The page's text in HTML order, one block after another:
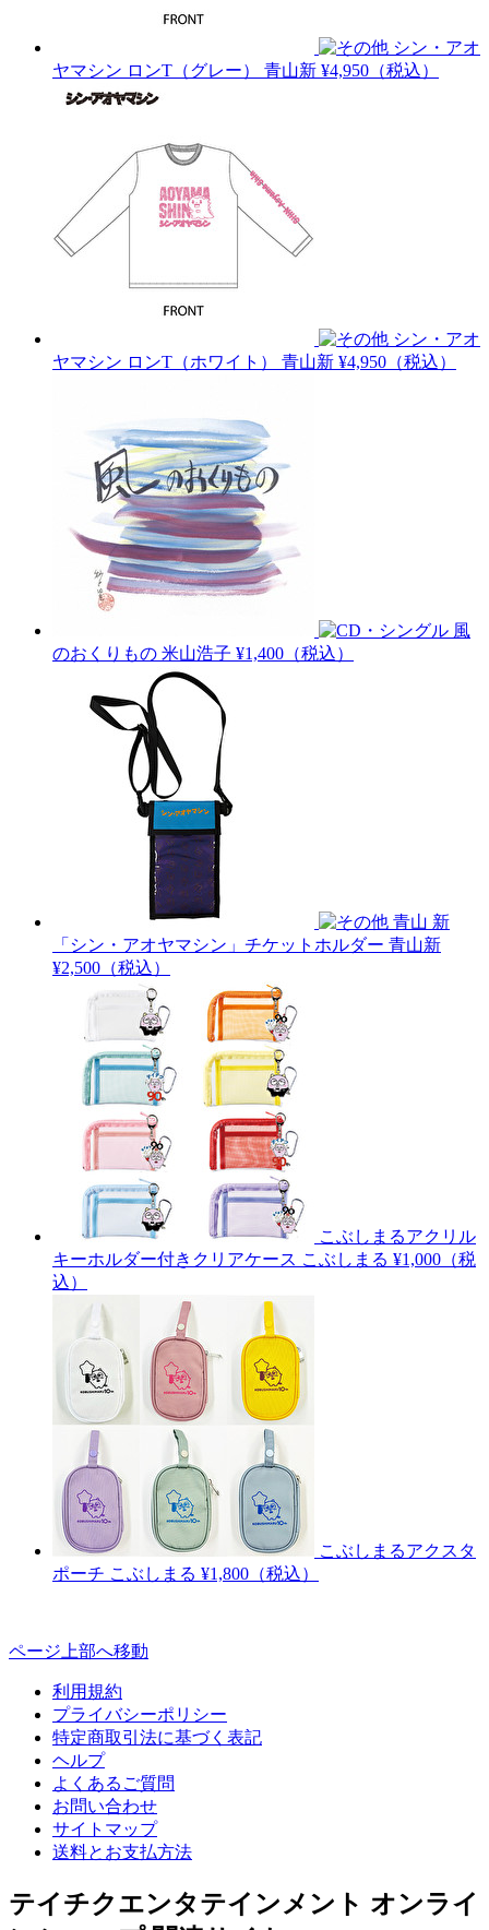
シン・アオ
ヤマシン ロンT（グレー） 青山新 ¥4,950（税込）
シン・アオ
ヤマシン ロンT（ホワイト） 青山新 ¥4,950（税込）
風
のおくりもの 米山浩子 ¥1,400（税込）
青山 新
「シン・アオヤマシン」チケットホルダー 青山新
¥2,500（税込）
こぶしまるアクリル
キーホルダー付きクリアケース こぶしまる ¥1,000（税
込）
こぶしまるアクスタ
ポーチ こぶしまる ¥1,800（税込）
ページ上部へ移動
利用規約
プライバシーポリシー
特定商取引法に基づく表記
ヘルプ
よくあるご質問
お問い合わせ
サイトマップ
送料とお支払方法
テイチクエンタテインメント オンライ